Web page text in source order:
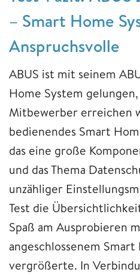
– Smart Home
Anspruchsvolle
ABUS ist mit seinem
Home System
Mitbewerber erreichen
bedienendes Smart
das eine große
und das Thema
unzähliger
Test die
Spaß am Ausprobieren
angeschlossenem
vergrößerte. In